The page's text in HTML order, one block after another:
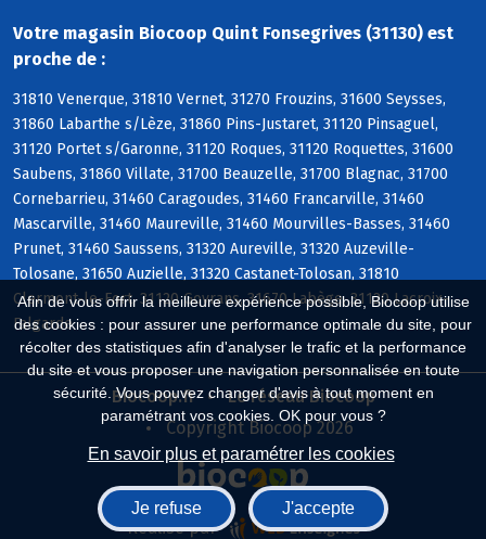
Afin de vous offrir la meilleure expérience possible, Biocoop utilise
des cookies : pour assurer une performance optimale du site, pour
récolter des statistiques afin d'analyser le trafic et la performance
du site et vous proposer une navigation personnalisée en toute
sécurité. Vous pouvez changer d'avis à tout moment en
paramétrant vos cookies. OK pour vous ?
En savoir plus et paramétrer les cookies
Je refuse J'accepte
Votre magasin Biocoop Quint Fonsegrives (31130) est
proche de :
31810 Venerque, 31810 Vernet, 31270 Frouzins, 31600 Seysses,
31860 Labarthe s/Lèze, 31860 Pins-Justaret, 31120 Pinsaguel,
31120 Portet s/Garonne, 31120 Roques, 31120 Roquettes, 31600
Saubens, 31860 Villate, 31700 Beauzelle, 31700 Blagnac, 31700
Cornebarrieu, 31460 Caragoudes, 31460 Francarville, 31460
Mascarville, 31460 Maureville, 31460 Mourvilles-Basses, 31460
Prunet, 31460 Saussens, 31320 Aureville, 31320 Auzeville-
Tolosane, 31650 Auzielle, 31320 Castanet-Tolosan, 31810
Clermont-le-Fort, 31120 Goyrans, 31670 Labège, 31120 Lacroix-
Falgarde
Biocoop.fr
Le réseau Biocoop
Copyright Biocoop 2026
Réalisé par